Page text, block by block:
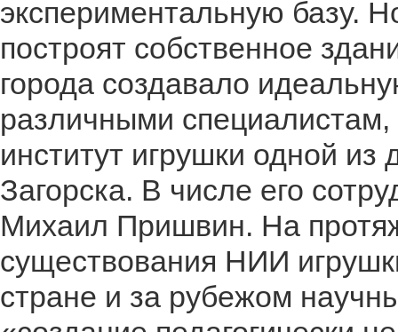
экспериментальную базу.
построят собственное
города создавало
различными специалистам,
институт игрушки одной из
Загорска. В числе его
Михаил Пришвин. На
существования НИИ
стране и за рубежом